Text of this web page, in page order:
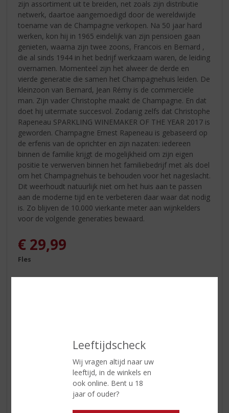
Leeftijdscheck
Wij vragen altijd naar uw
leeftijd, in de winkels en
ook online. Bent u 18
jaar of ouder?
zijn assortiment uit te breiden, net zoals zijn distributie
netwerk, daartoe aangemoedigd door de wereldwijde
toename van de Champagne verkopen. Na 50 jaar hard
werken, kon hij in 1965 eindelijk van zijn pensioen gaan
genieten, waarna zijn twee zoons, Francois en Bernard ,
die al sinds 1944 in het bedrijf werkzaam waren, de leiding
overnamen. Momenteel zijn het alweer de derde en
vierde generatie die samen het Champagnehuis leiden. De
kleinzoon van Bernard, Jean Rémy is de commerciële
man. Zijn vader Christophe maakt de Champagne. En dat
doet hij uitermate succesvol. Zodanig zelfs dat Christophe
Rapeneau SPARKLING WINEMAKER OF THE YEAR 2017 is
geworden. Champagne Ernest Rapeneau is gebaseerd op
de erfenis van de oprichter en zijn nazaten: iedereen
binnen de familie krijgt de mogelijkheid om zijn eigen
positie te verwerven binnen het familiebedrijf met als doel
om het Champagnehuis te behouden voor het nageslacht.
Dit weerhoudt natuurlijk niet om het huis aan te passen
aan de moderne tijd en te verbeteren daar waar dat nodig
is. Zo blijven de 10.000 vierkante meter aan wijnkelders
voor de volgende generaties bewaard.
€ 29,99
Fles
ETIKETINFORMATIE
Land van Herkomst
Frankrijk
Champagne
75 CL